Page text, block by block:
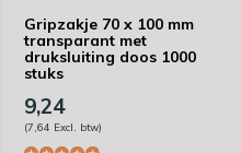
Gripzakje 70 x 100 mm
transparant met
druksluiting doos 1000
stuks
9,24
(7,64 Excl. btw)